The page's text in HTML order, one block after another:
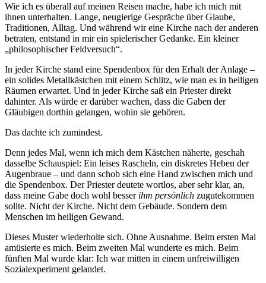
Wie ich es überall auf meinen Reisen mache, habe ich mich mit
ihnen unterhalten. Lange, neugierige Gespräche über Glaube,
Traditionen, Alltag. Und während wir eine Kirche nach der anderen
betraten, entstand in mir ein spielerischer Gedanke. Ein kleiner
„philosophischer Feldversuch“.
In jeder Kirche stand eine Spendenbox für den Erhalt der Anlage –
ein solides Metallkästchen mit einem Schlitz, wie man es in heiligen
Räumen erwartet. Und in jeder Kirche saß ein Priester direkt
dahinter. Als würde er darüber wachen, dass die Gaben der
Gläubigen dorthin gelangen, wohin sie gehören.
Das dachte ich zumindest.
Denn jedes Mal, wenn ich mich dem Kästchen näherte, geschah
dasselbe Schauspiel: Ein leises Rascheln, ein diskretes Heben der
Augenbraue – und dann schob sich eine Hand zwischen mich und
die Spendenbox. Der Priester deutete wortlos, aber sehr klar, an,
dass meine Gabe doch wohl besser ihm persönlich zugutekommen
sollte. Nicht der Kirche. Nicht dem Gebäude. Sondern dem
Menschen im heiligen Gewand.
Dieses Muster wiederholte sich. Ohne Ausnahme. Beim ersten Mal
amüsierte es mich. Beim zweiten Mal wunderte es mich. Beim
fünften Mal wurde klar: Ich war mitten in einem unfreiwilligen
Sozialexperiment gelandet.